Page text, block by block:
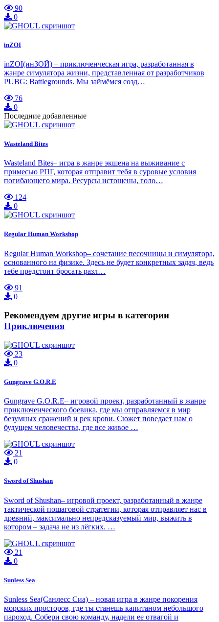
90
0
inZOI
inZOI(инЗОЙ) – приключенческая игра, разработанная в
жанре симулятора жизни, представленная от разработчиков
PUBG: Battlegrounds. Мы займёмся созд…
76
0
Последние добавленные
Wasteland Bites
Wasteland Bites– игра в жанре экшена на выживание с
примесью РПГ, которая отправит тебя в суровые условия
погибающего мира. Ресурсы истощены, голо…
124
0
Regular Human Workshop
Regular Human Workshop– сочетание песочницы и симулятора,
основанного на физике. Здесь не будет конкретных задач, ведь
тебе предстоит бросать разл…
91
0
Рекомендуем другие игры в категории
Приключения
23
0
Gungrave G.O.R.E
Gungrave G.O.R.E– игровой проект, разработанный в жанре
приключенческого боевика, где мы отправляемся в мир
безумных сражений и рек крови. Сюжет поведает нам о
будущем человечества, где все живое …
21
0
Sword of Shushan
Sword of Shushan– игровой проект, разработанный в жанре
тактической пошаговой стратегии, которая отправляет нас в
древний, максимально непредсказуемый мир, выжить в
котором – задача не из лёгких. …
21
0
Sunless Sea
Sunless Sea(Санлесс Сиа) – новая игра в жанре покорения
морских просторов, где ты станешь капитаном небольшого
пароход. Собери свою команду, надели ее отвагой и